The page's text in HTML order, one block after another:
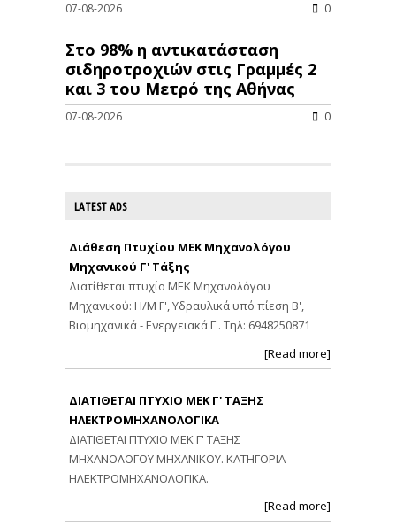
07-08-2026 0
Στο 98% η αντικατάσταση
σιδηροτροχιών στις Γραμμές 2
και 3 του Μετρό της Αθήνας
07-08-2026 0
LATEST ADS
Διάθεση Πτυχίου ΜΕΚ Μηχανολόγου
Μηχανικού Γ' Τάξης
Διατίθεται πτυχίο ΜΕΚ Μηχανολόγου
Μηχανικού: Η/Μ Γ', Υδραυλικά υπό πίεση Β',
Βιομηχανικά - Ενεργειακά Γ'. Τηλ: 6948250871
[Read more]
ΔΙΑΤΙΘΕΤΑΙ ΠΤΥΧΙΟ ΜΕΚ Γ' ΤΑΞΗΣ
ΗΛΕΚΤΡΟΜΗΧΑΝΟΛΟΓΙΚΑ
ΔΙΑΤΙΘΕΤΑΙ ΠΤΥΧΙΟ ΜΕΚ Γ' ΤΑΞΗΣ
ΜΗΧΑΝΟΛΟΓΟΥ ΜΗΧΑΝΙΚΟΥ. ΚΑΤΗΓΟΡΙΑ
ΗΛΕΚΤΡΟΜΗΧΑΝΟΛΟΓΙΚΑ.
[Read more]